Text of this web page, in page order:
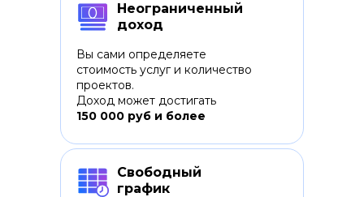
Неограниченный
доход
Вы сами определяете
стоимость услуг и количество
проектов.
Доход может достигать
150 000 руб и более
Свободный
график